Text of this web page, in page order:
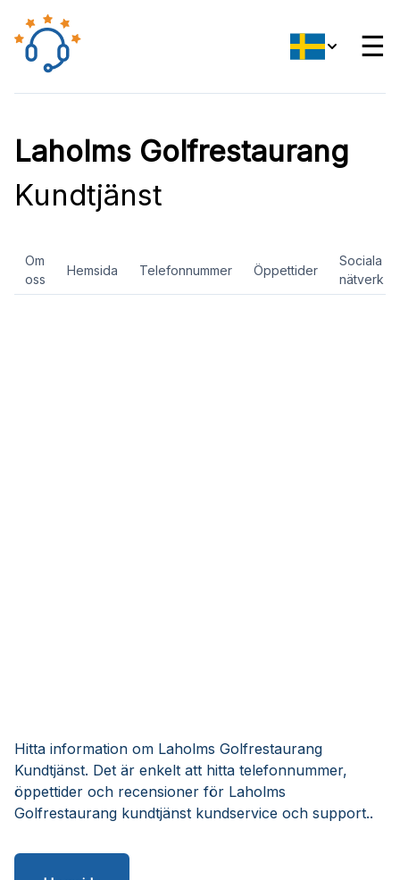
☰
Laholms Golfrestaurang
Kundtjänst
Om
oss
Hemsida Telefonnummer Öppettider
Sociala
nätverk
Hitta information om Laholms Golfrestaurang
Kundtjänst. Det är enkelt att hitta telefonnummer,
öppettider och recensioner för Laholms
Golfrestaurang kundtjänst kundservice och support..